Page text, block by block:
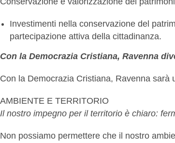
Investimenti nella conservazione del
partecipazione attiva della cittadinanza.
Con la Democrazia Cristiana, Ravenna
Con la Democrazia Cristiana, Ravenna
AMBIENTE E TERRITORIO
Il nostro impegno per il territorio è chiaro:
Non possiamo permettere che il nostro